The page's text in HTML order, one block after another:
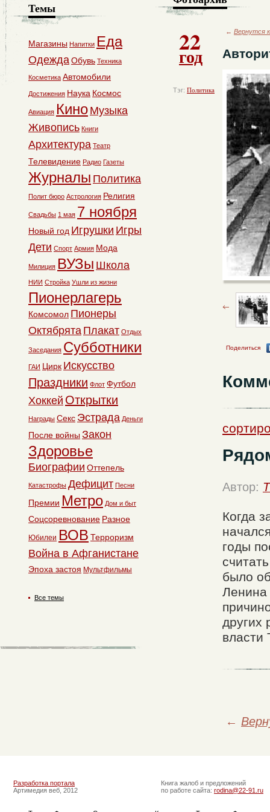
22
год
Тэг: Политика
← Вернутся
Поделиться
Автор:
Когда
годы
было
Ленина
других
власти
←
Темы
Магазины Напитки Еда
ОдеждаОбувь Техника
Косметика Автомобили
Достижения Наука Космос
Авиация Кино Музыка
Живопись Книги
Архитектура Театр
Телевидение Радио Газеты
Журналы Политика
Полит бюро Астрология Религия
Свадьбы 1 мая 7 ноября
Новый год Игрушки Игры
Дети Спорт Армия Мода
Милиция ВУЗы Школа
НИИ Стройка Ушли из жизни
Пионерлагерь
Комсомол Пионеры
Октябрята Плакат Отдых
Заседания Субботники
ГАИ Цирк Искусство
Праздники Флот Футбол
Хоккей Открытки
Награды Секс Эстрада Деньги
После войны Закон
Здоровье
Биографии Оттепель
Катастрофы Дефицит Песни
Премии Метро Дом и быт
Соцсоревнование Разное
Юбилеи ВОВ Терроризм
Война в Афганистане
Эпоха застоя Мультфильмы
Все темы
Разработка портала
Артимедия веб, 2012
Книга жалоб и предложений
по работе сайта: rodina@22-91.ru